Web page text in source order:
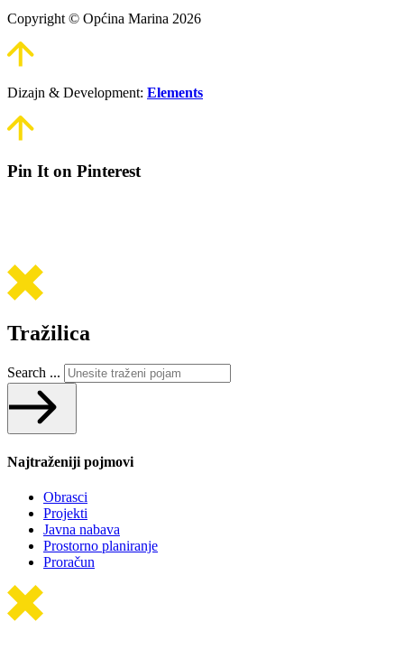
Copyright © Općina Marina 2026
Dizajn & Development: Elements
Pin It on Pinterest
Tražilica
Search ...
Najtraženiji pojmovi
Obrasci
Projekti
Javna nabava
Prostorno planiranje
Proračun